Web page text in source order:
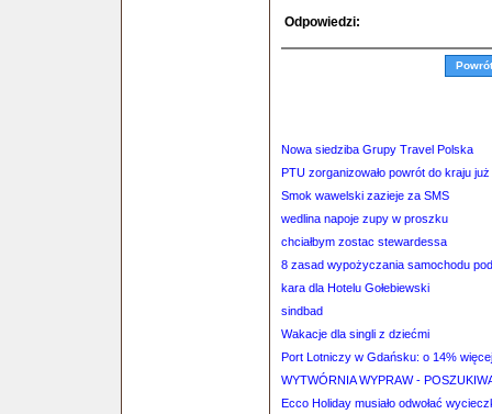
Odpowiedzi:
Nowa siedziba Grupy Travel Polska
PTU zorganizowało powrót do kraju
Smok wawelski zazieje za SMS
wedlina napoje zupy w proszku
chciałbym zostac stewardessa
8 zasad wypożyczania samochodu
kara dla Hotelu Gołebiewski
sindbad
Wakacje dla singli z dziećmi
Port Lotniczy w Gdańsku: o 14%
WYTWÓRNIA WYPRAW -
Ecco Holiday musiało odwołać